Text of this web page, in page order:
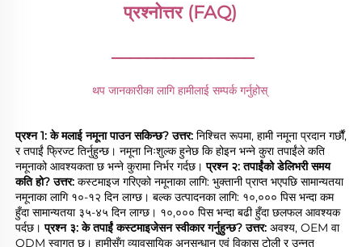
प्रश्नोत्तर (FAQ)
________________
थप जानकारीका लागि हामीलाई सम्पर्क गर्नुहोस्
प्रश्न 1: के मलाई नमूना पाउन सकिन्छ? उत्तर: निश्चित रूपमा, हामी नमूना प्रदान गर्छौं,
र तपाईं फ्रिज्ट तिर्नुहुन्छ। नमूना निःशुल्क हुनेछ कि होइन भन्ने कुरा तपाईंले कति
नमूनाको आवश्यकता छ भन्ने कुरामा निर्भर गर्दछ। प्रश्न २: तपाईंको डेलिभरी समय
कति हो? उत्तर: कस्टमाइज गरिएको नमूनाका लागि: भुक्तानी प्राप्त भएपछि सामान्यतया
नमूनाका लागि १०-१२ दिन लाग्छ। बल्क उत्पादनका लागि: १०,००० पिस भन्दा कम
हुँदा सामान्यतया ३५-४५ दिन लाग्छ। १०,००० पिस भन्दा बढी हुँदा छलफल आवश्यक
पर्दछ। प्रश्न ३: के तपाईं कस्टमाइजेसन स्वीकार गर्नुहुन्छ? उत्तर: अवश्य, OEM वा
ODM स्वागत छ। हामीसँग व्यावसायिक अनुसन्धान एवं विकास टोली र उन्नत